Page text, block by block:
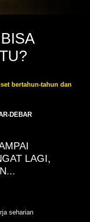
bertahun-tahun dan
DEBAR
LAGI,
seharian